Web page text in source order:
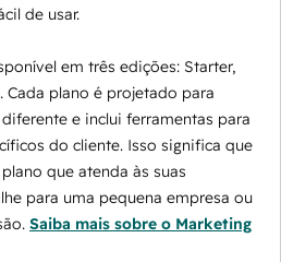
de usar.
em três edições: Starter,
Cada plano é projetado para
e inclui ferramentas para
do cliente. Isso significa que
que atenda às suas
para uma pequena empresa ou
Saiba mais sobre o Marketing